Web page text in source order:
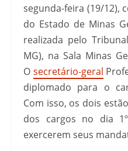
segunda-feira (19/12),
do Estado de Minas
realizada pelo
MG), na Sala Minas
O secretário-geral
diplomado para o
Com isso, os dois
dos cargos no dia
exercerem seus